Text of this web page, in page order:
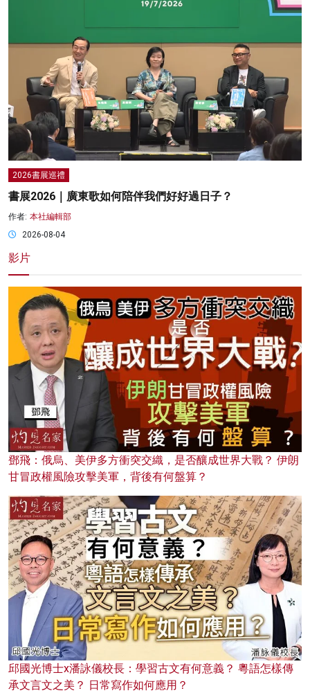
2026書展巡禮
書展2026｜廣東歌如何陪伴我們好好過日子？
作者: 本社編輯部
2026-08-04
影片
鄧飛：俄烏、美伊多方衝突交織，是否釀成世界大戰？ 伊朗
甘冒政權風險攻擊美軍，背後有何盤算？
邱國光博士x潘詠儀校長：學習古文有何意義？ 粵語怎樣傳
承文言文之美？ 日常寫作如何應用？